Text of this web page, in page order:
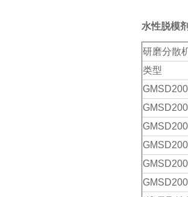
水性脱模
研磨分散
类型
GMSD
GMSD
GMSD
GMSD
GMSD
GMSD